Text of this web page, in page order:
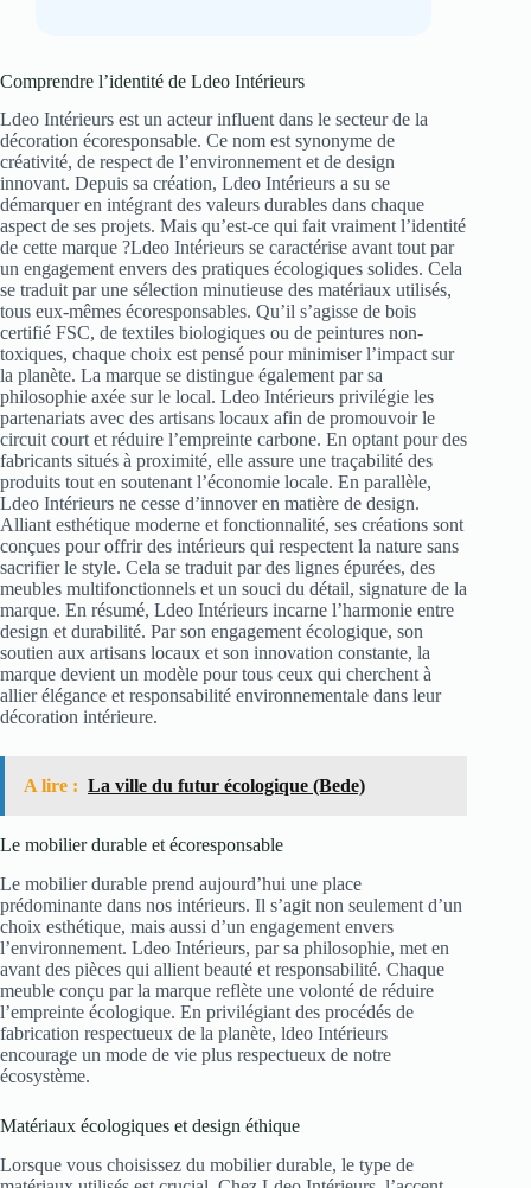
Comprendre l’identité de Ldeo Intérieurs
Ldeo Intérieurs est un acteur influent dans le secteur de la
décoration écoresponsable. Ce nom est synonyme de
créativité, de respect de l’environnement et de design
innovant. Depuis sa création, Ldeo Intérieurs a su se
démarquer en intégrant des valeurs durables dans chaque
aspect de ses projets. Mais qu’est-ce qui fait vraiment l’identité
de cette marque ?Ldeo Intérieurs se caractérise avant tout par
un engagement envers des pratiques écologiques solides. Cela
se traduit par une sélection minutieuse des matériaux utilisés,
tous eux-mêmes écoresponsables. Qu’il s’agisse de bois
certifié FSC, de textiles biologiques ou de peintures non-
toxiques, chaque choix est pensé pour minimiser l’impact sur
la planète. La marque se distingue également par sa
philosophie axée sur le local. Ldeo Intérieurs privilégie les
partenariats avec des artisans locaux afin de promouvoir le
circuit court et réduire l’empreinte carbone. En optant pour des
fabricants situés à proximité, elle assure une traçabilité des
produits tout en soutenant l’économie locale. En parallèle,
Ldeo Intérieurs ne cesse d’innover en matière de design.
Alliant esthétique moderne et fonctionnalité, ses créations sont
conçues pour offrir des intérieurs qui respectent la nature sans
sacrifier le style. Cela se traduit par des lignes épurées, des
meubles multifonctionnels et un souci du détail, signature de la
marque. En résumé, Ldeo Intérieurs incarne l’harmonie entre
design et durabilité. Par son engagement écologique, son
soutien aux artisans locaux et son innovation constante, la
marque devient un modèle pour tous ceux qui cherchent à
allier élégance et responsabilité environnementale dans leur
décoration intérieure.
A lire : La ville du futur écologique (Bede)
Le mobilier durable et écoresponsable
Le mobilier durable prend aujourd’hui une place
prédominante dans nos intérieurs. Il s’agit non seulement d’un
choix esthétique, mais aussi d’un engagement envers
l’environnement. Ldeo Intérieurs, par sa philosophie, met en
avant des pièces qui allient beauté et responsabilité. Chaque
meuble conçu par la marque reflète une volonté de réduire
l’empreinte écologique. En privilégiant des procédés de
fabrication respectueux de la planète, ldeo Intérieurs
encourage un mode de vie plus respectueux de notre
écosystème.
Matériaux écologiques et design éthique
Lorsque vous choisissez du mobilier durable, le type de